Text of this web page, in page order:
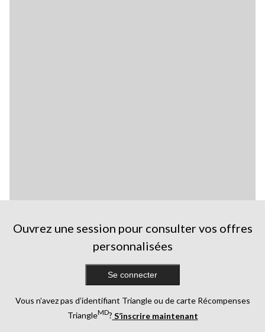
Ouvrez une session pour consulter vos offres
personnalisées
Se connecter
Vous n’avez pas d’identifiant Triangle ou de carte Récompenses
TriangleMD? S’inscrire maintenant